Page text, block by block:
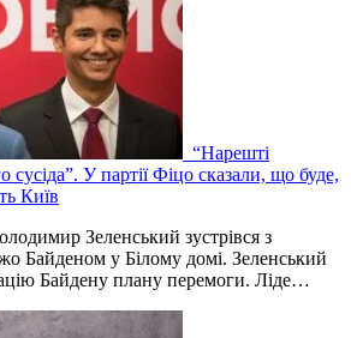
“Нарешті
сусіда”. У партії Фіцо сказали, що буде,
Київ
Зеленський зустрівся з
Байденом у Білому домі. Зеленський
Байдену плану перемоги. Ліде…